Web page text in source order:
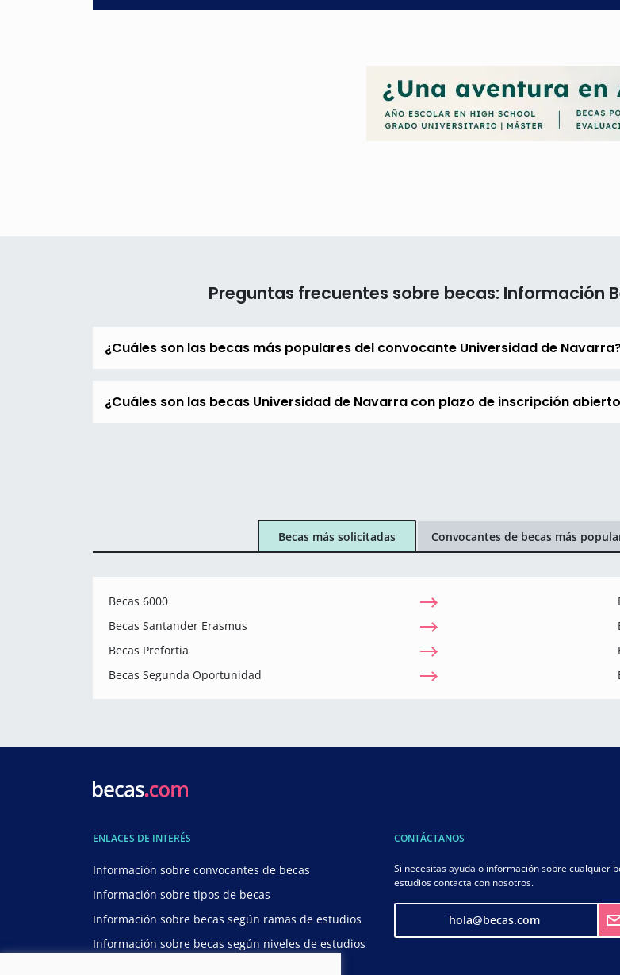
Preguntas frecuentes sobre becas: Información
¿Cuáles son las becas más populares del convocante Universidad de
¿Cuáles son las becas Universidad de Navarra con plazo de inscripción
Becas más solicitadas Convocantes de becas más
Becas 6000
Becas Santander Erasmus
Becas Prefortia
Becas Segunda Oportunidad
ENLACES DE INTERÉS
Información sobre convocantes de becas
Información sobre tipos de becas
Información sobre becas según ramas de estudios
Información sobre becas según niveles de estudios
CONTÁCTANOS
Si necesitas ayuda o información sobre cualquier
estudios contacta con nosotros.
hola@becas.com